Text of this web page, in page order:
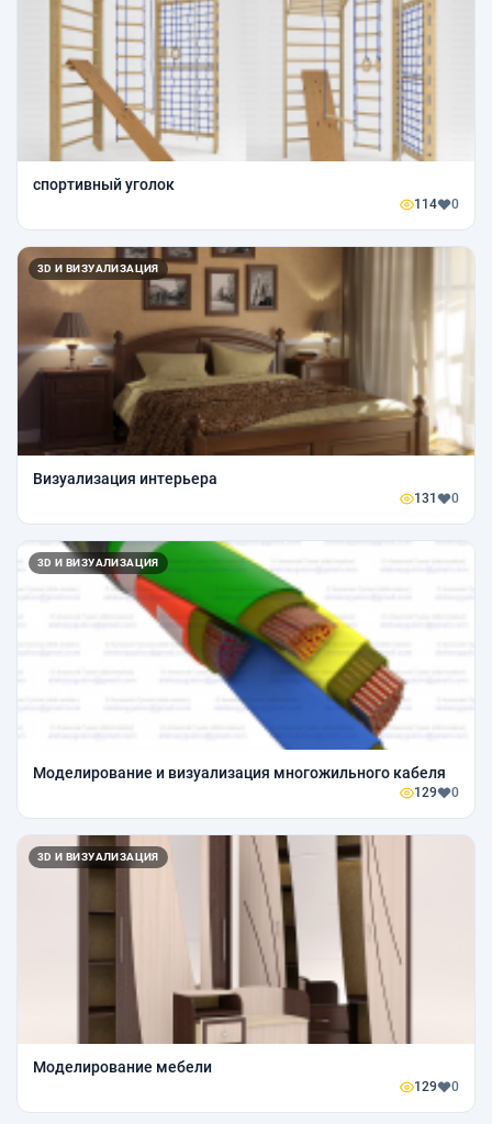
спортивный уголок
114 0
3D И ВИЗУАЛИЗАЦИЯ
Визуализация интерьера
131 0
3D И ВИЗУАЛИЗАЦИЯ
Моделирование и визуализация многожильного кабеля
129 0
3D И ВИЗУАЛИЗАЦИЯ
Моделирование мебели
129 0